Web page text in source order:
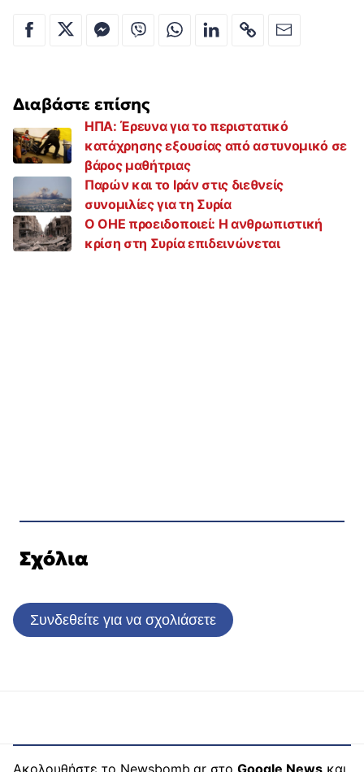
Διαβάστε επίσης
ΗΠΑ: Έρευνα για το περιστατικό
κατάχρησης εξουσίας από αστυνομικό σε
βάρος μαθήτριας
Παρών και το Ιράν στις διεθνείς
συνομιλίες για τη Συρία
Ο ΟΗΕ προειδοποιεί: Η ανθρωπιστική
κρίση στη Συρία επιδεινώνεται
Σχόλια
Συνδεθείτε για να σχολιάσετε